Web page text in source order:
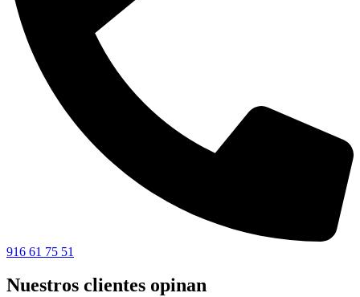
916 61 75 51
Nuestros clientes opinan